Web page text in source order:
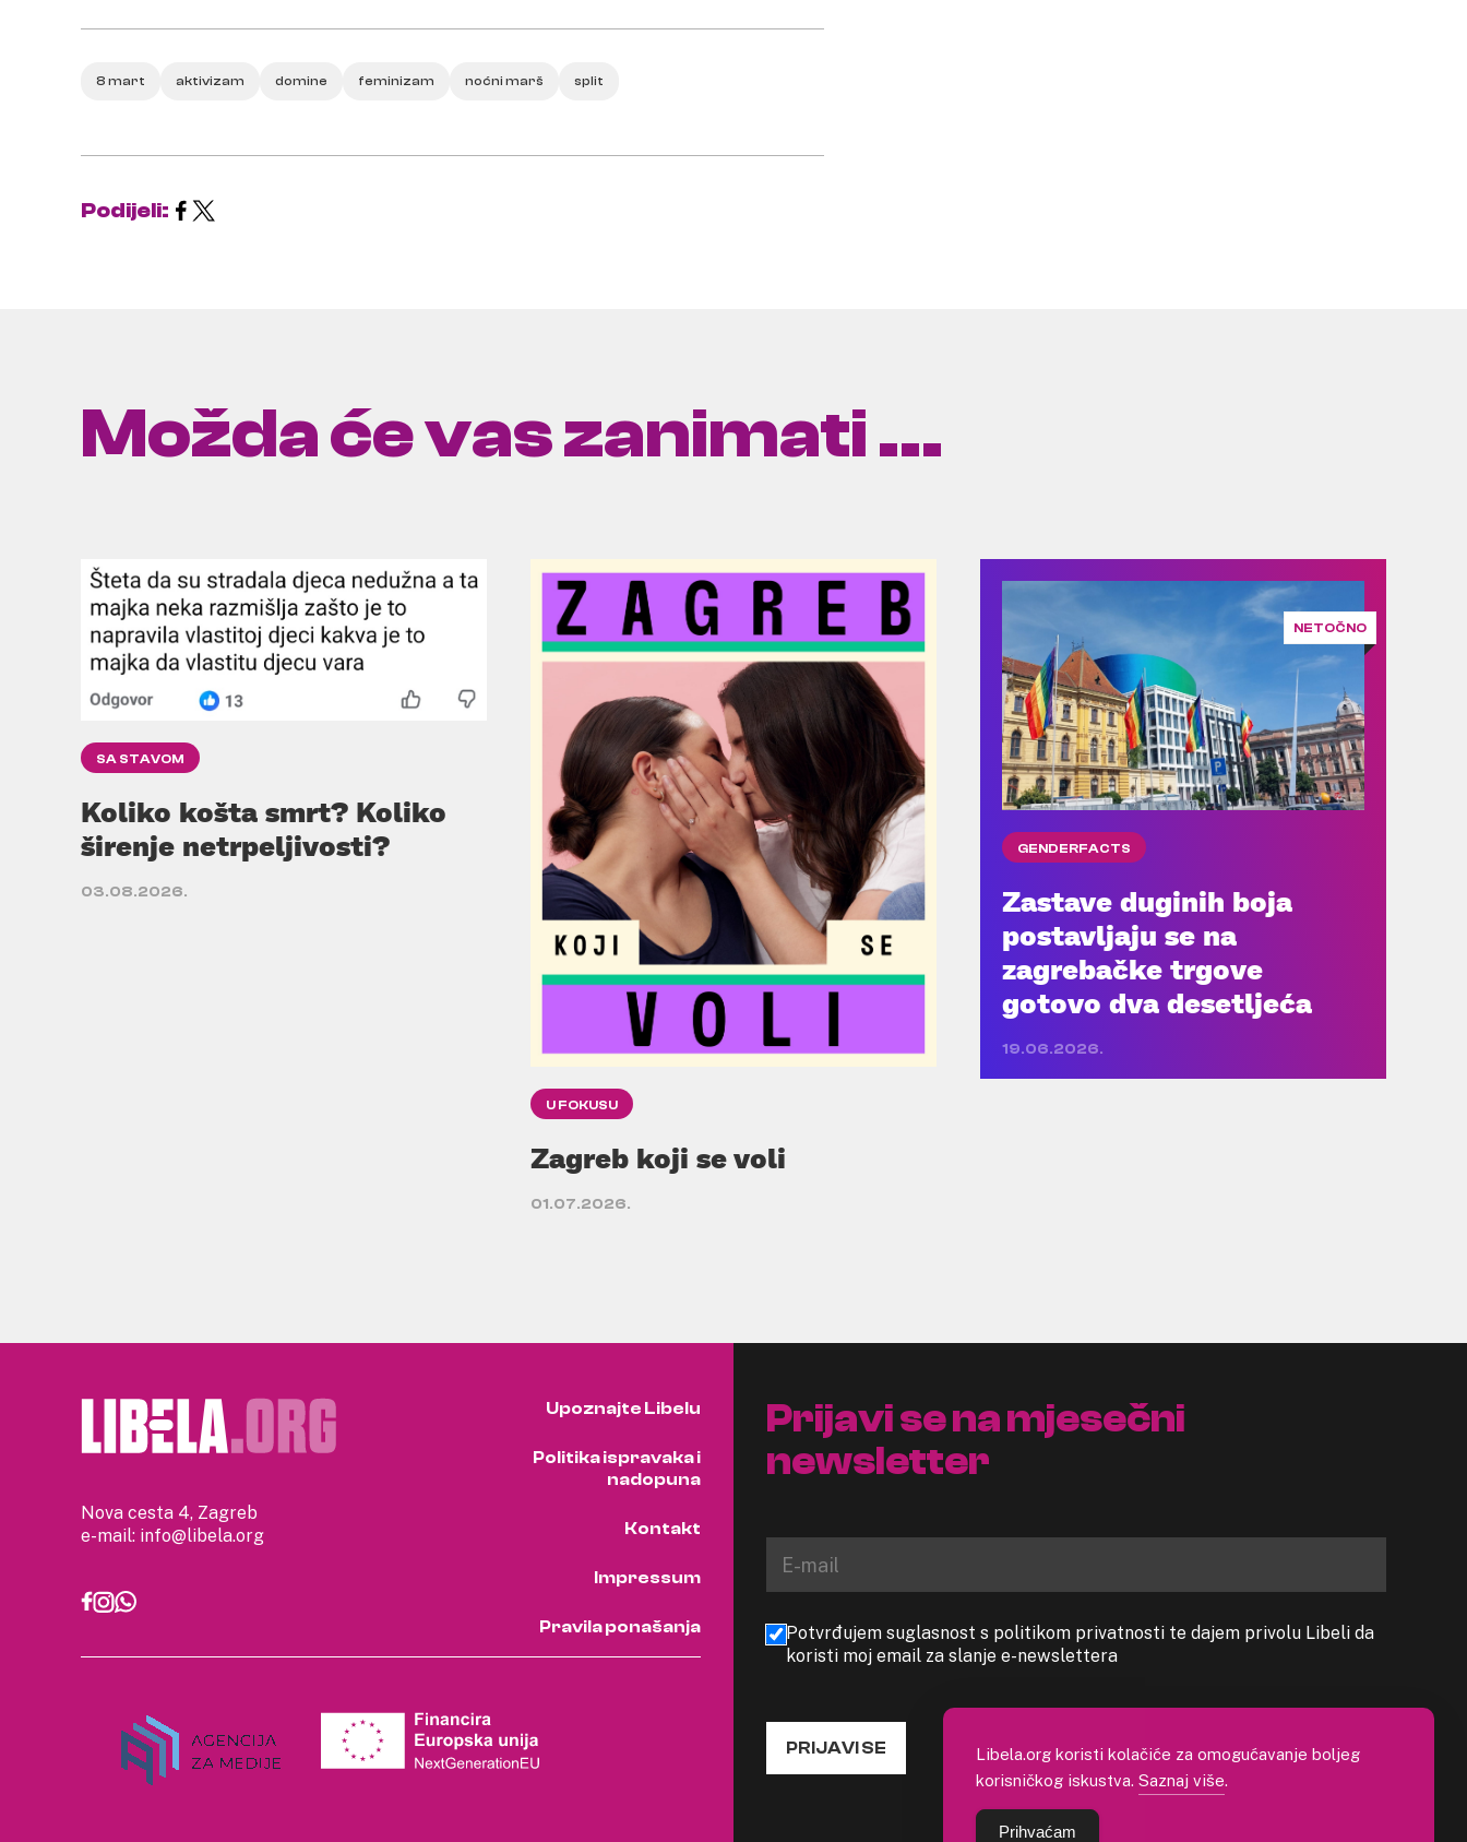
8 mart aktivizam domine feminizam noćni marš split
Podijeli:
Možda će vas zanimati ...
SA STAVOM
Koliko košta smrt? Koliko
širenje netrpeljivosti?
03.08.2026.
U FOKUSU
Zagreb koji se voli
01.07.2026.
NETOČNO
GENDERFACTS
Zastave duginih boja
postavljaju se na
zagrebačke trgove
gotovo dva desetljeća
19.06.2026.
Nova cesta 4, Zagreb
e-mail: info@libela.org
Upoznajte Libelu
Politika ispravaka i
nadopuna
Kontakt
Impressum
Pravila ponašanja
Prijavi se na mjesečni
newsletter
Potvrđujem suglasnost s politikom privatnosti te dajem privolu Libeli da
koristi moj email za slanje e-newslettera
PRIJAVI SE
Libela.org koristi kolačiće za omogućavanje boljeg
korisničkog iskustva. Saznaj više.
Prihvaćam